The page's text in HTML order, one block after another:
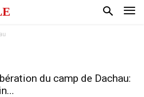
du camp de Dachau: